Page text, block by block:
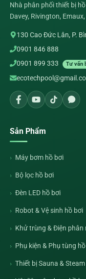
Nhà phân phối thiết bị
Davey, Rivington,
130 Cao Đức Lân, P.
0901 846 888
0901 899 333
Tư vấn
Sản Phẩm
Máy bơm hồ bơi
Bộ lọc hồ bơi
Đèn LED hồ bơi
Robot & Vệ sinh hồ bơi
Khử trùng & Điện phân
Phụ kiện & Phụ tùng
Thiết bị Sauna & Steam